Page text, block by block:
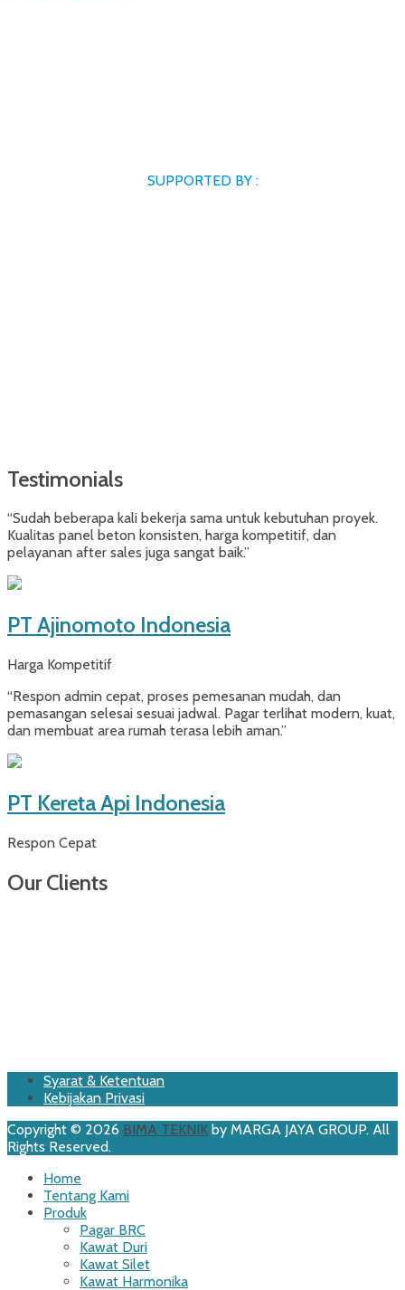
SUPPORTED BY :
Testimonials
“Sudah beberapa kali bekerja sama untuk kebutuhan proyek.
Kualitas panel beton konsisten, harga kompetitif, dan
pelayanan after sales juga sangat baik.”
PT Ajinomoto Indonesia
Harga Kompetitif
“Respon admin cepat, proses pemesanan mudah, dan
pemasangan selesai sesuai jadwal. Pagar terlihat modern, kuat,
dan membuat area rumah terasa lebih aman.”
PT Kereta Api Indonesia
Respon Cepat
Our Clients
Footer
Menu
Skip
Syarat & Ketentuan
Kebijakan Privasi
Copyright © 2026 BIMA TEKNIK by MARGA JAYA GROUP. All
Rights Reserved.
Home
Tentang Kami
Produk
Pagar BRC
Kawat Duri
Kawat Silet
Kawat Harmonika